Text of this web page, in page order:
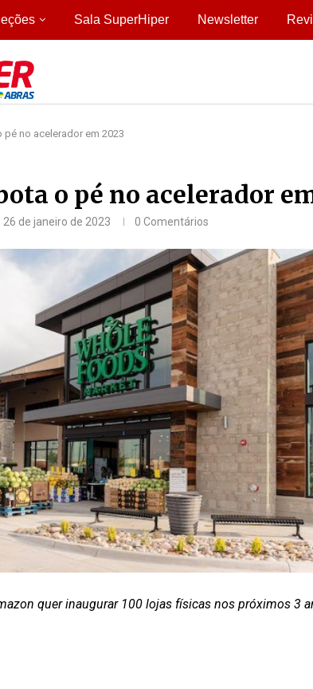
Sala SuperHiper Newsletter
no acelerador em 2023
o pé no acelerador
26 de janeiro de 2023 0 Comentários
quer inaugurar 100 lojas físicas nos próximos 3